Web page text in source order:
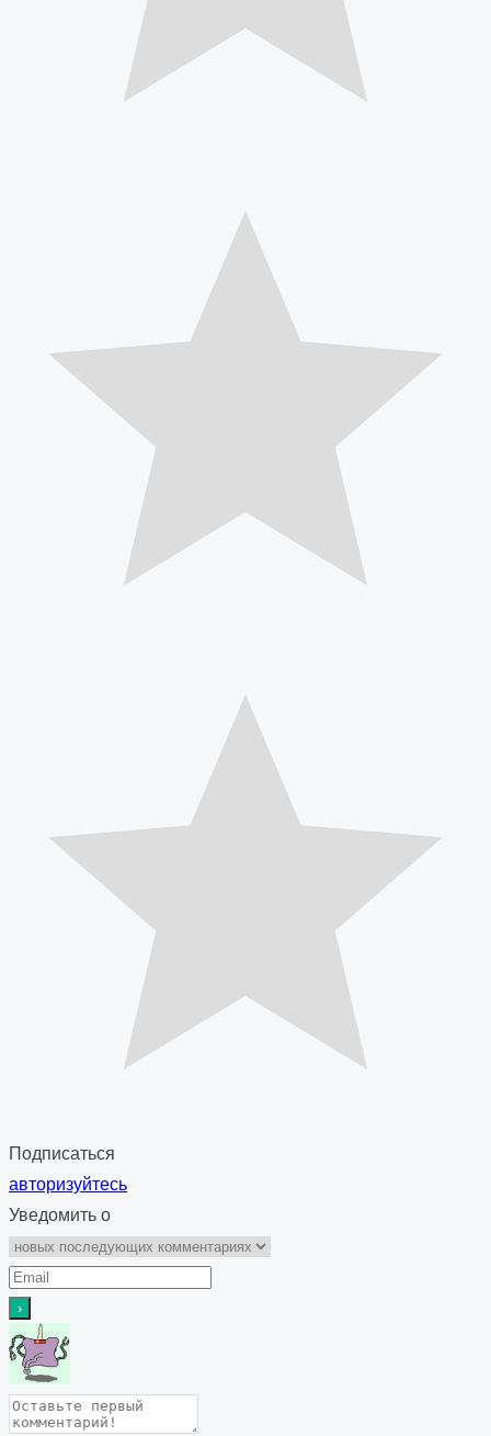
Подписаться
авторизуйтесь
Уведомить о